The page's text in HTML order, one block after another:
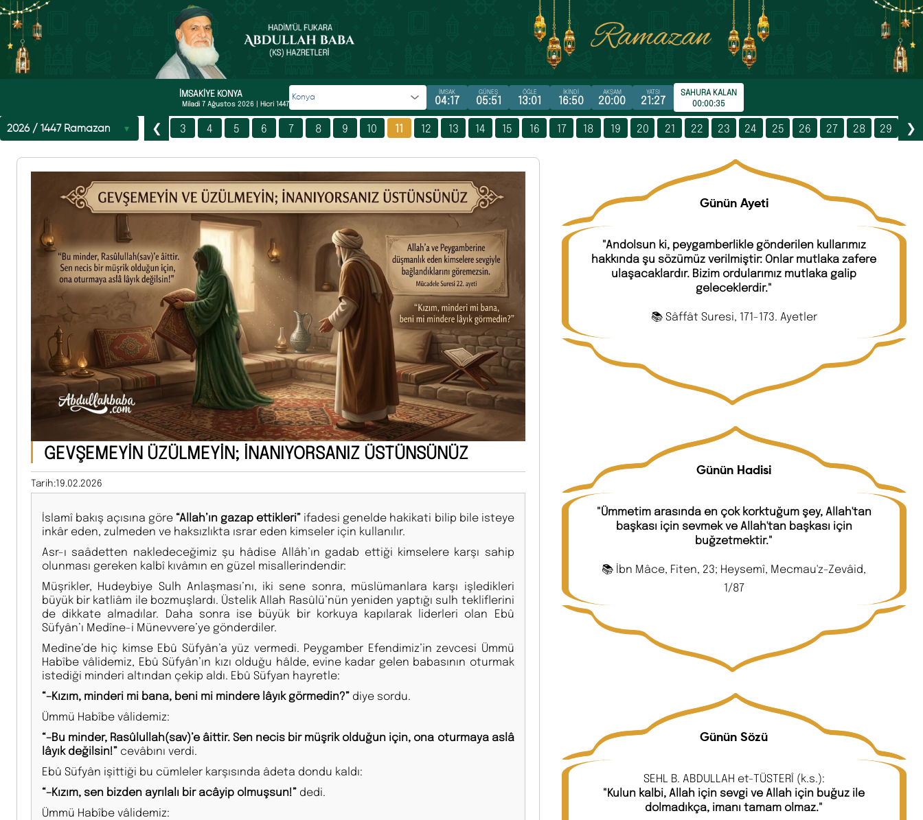
İMSAKİYE KONYA
Miladi 7 Ağustos 2026 | Hicri 1447
İMSAK
04:17
GÜNEŞ
05:51
ÖĞLE
13:01
İKİNDİ
16:50
AKŞAM
20:00
YATSI
21:27
SAHURA KALAN
00:00:35
❮
1 2 3 4 5 6 7 8 9 10 11 12 13 14 15 16 17 18 19 20 21 22 23 24 25 26 27 28 29 ❯
GEVŞEMEYİN ÜZÜLMEYİN; İNANIYORSANIZ ÜSTÜNSÜNÜZ
Tarih:19.02.2026
İslamî bakış açısına göre“Allah’ın gazap ettikleri” ifadesi genelde hakikati bilip bile isteye
inkâr eden, zulmeden ve haksızlıkta ısrar eden kimseler için kullanılır.
Asr-ı saâdetten nakledeceğimiz şu hâdise Allâh’ın gadab ettiği kimselere karşı sahip
olunması gereken kalbî kıvâmın en güzel misallerindendir:
Müşrikler, Hudeybiye Sulh Anlaşması’nı, iki sene sonra, müslümanlara karşı işledikleri
büyük bir katliâm ile bozmuşlardı. Üstelik Allah Rasûlü’nün yeniden yaptığı sulh tekliflerini
de dikkate almadılar. Daha sonra ise büyük bir korkuya kapılarak liderleri olan Ebû
Süfyân’ı Medîne-i Münevvere’ye gönderdiler.
Medîne’de hiç kimse Ebû Süfyân’a yüz vermedi. Peygamber Efendimiz’in zevcesi Ümmü
Habîbe vâlidemiz, Ebû Süfyân’ın kızı olduğu hâlde, evine kadar gelen babasının oturmak
istediği minderi altından çekip aldı. Ebû Süfyan hayretle:
“–Kızım, minderi mi bana, beni mi mindere lâyık görmedin?” diye sordu.
Ümmü Habîbe vâlidemiz:
“–Bu minder, Rasûlullah(sav)’e âittir. Sen necis bir müşrik olduğun için, ona oturmaya aslâ
lâyık değilsin!” cevâbını verdi.
Ebû Süfyân işittiği bu cümleler karşısında âdeta dondu kaldı:
“–Kızım, sen bizden ayrılalı bir acâyip olmuşsun!” dedi.
Ümmü Habîbe vâlidemiz:
Günün Ayeti
"Andolsun ki, peygamberlikle gönderilen kullarımız
hakkında şu sözümüz verilmiştir: Onlar mutlaka zafere
ulaşacaklardır. Bizim ordularımız mutlaka galip
geleceklerdir."
📚 Sâffât Suresi, 171-173. Ayetler
Günün Hadisi
"Ümmetim arasında en çok korktuğum şey, Allah'tan
başkası için sevmek ve Allah'tan başkası için
buğzetmektir."
📚 İbn Mâce, Fiten, 23; Heysemî, Mecmau'z-Zevâid,
1/87
Günün Sözü
SEHL B. ABDULLAH et-TÜSTERÎ (k.s.):
"Kulun kalbi, Allah için sevgi ve Allah için buğuz ile
dolmadıkça, imanı tamam olmaz."